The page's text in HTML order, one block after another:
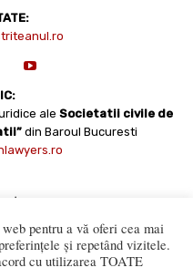
ale Societatii civile de
din Baroul Bucuresti
pentru a vă oferi cea mai
și repetând vizitele.
cu utilizarea TOATE